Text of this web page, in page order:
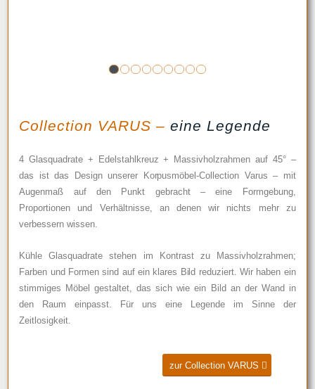
1 2
Collection VARUS – eine Legende
4 Glasquadrate + Edelstahlkreuz + Massivholzrahmen auf 45° –
das ist das Design unserer Korpusmöbel-Collection Varus – mit
Augenmaß auf den Punkt gebracht – eine Formgebung,
Proportionen und Verhältnisse, an denen wir nichts mehr zu
verbessern wissen.
Kühle Glasquadrate stehen im Kontrast zu Massivholzrahmen;
Farben und Formen sind auf ein klares Bild reduziert. Wir haben ein
stimmiges Möbel gestaltet, das sich wie ein Bild an der Wand in
den Raum einpasst. Für uns eine Legende im Sinne der
Zeitlosigkeit.
zur Collection VARUS